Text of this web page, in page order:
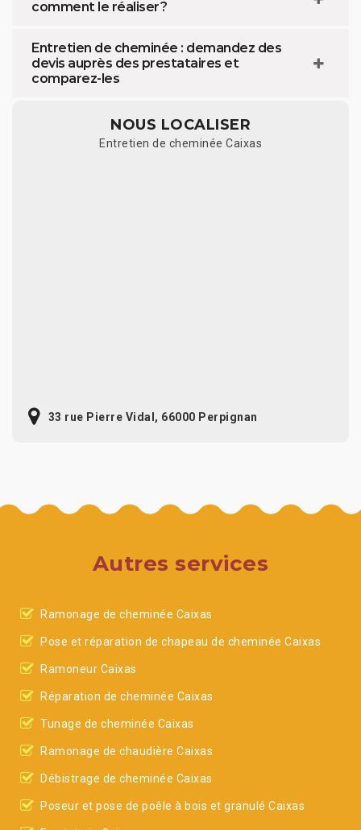
comment le réaliser ?
Entretien de cheminée : demandez des
devis auprès des prestataires et
comparez-les
NOUS LOCALISER
Entretien de cheminée Caixas
33 rue Pierre Vidal, 66000 Perpignan
Autres services
Ramonage de cheminée Caixas
Pose et réparation de chapeau de cheminée Caixas
Ramoneur Caixas
Réparation de cheminée Caixas
Tunage de cheminée Caixas
Ramonage de chaudière Caixas
Débistrage de cheminée Caixas
Poseur et pose de poêle à bois et granulé Caixas